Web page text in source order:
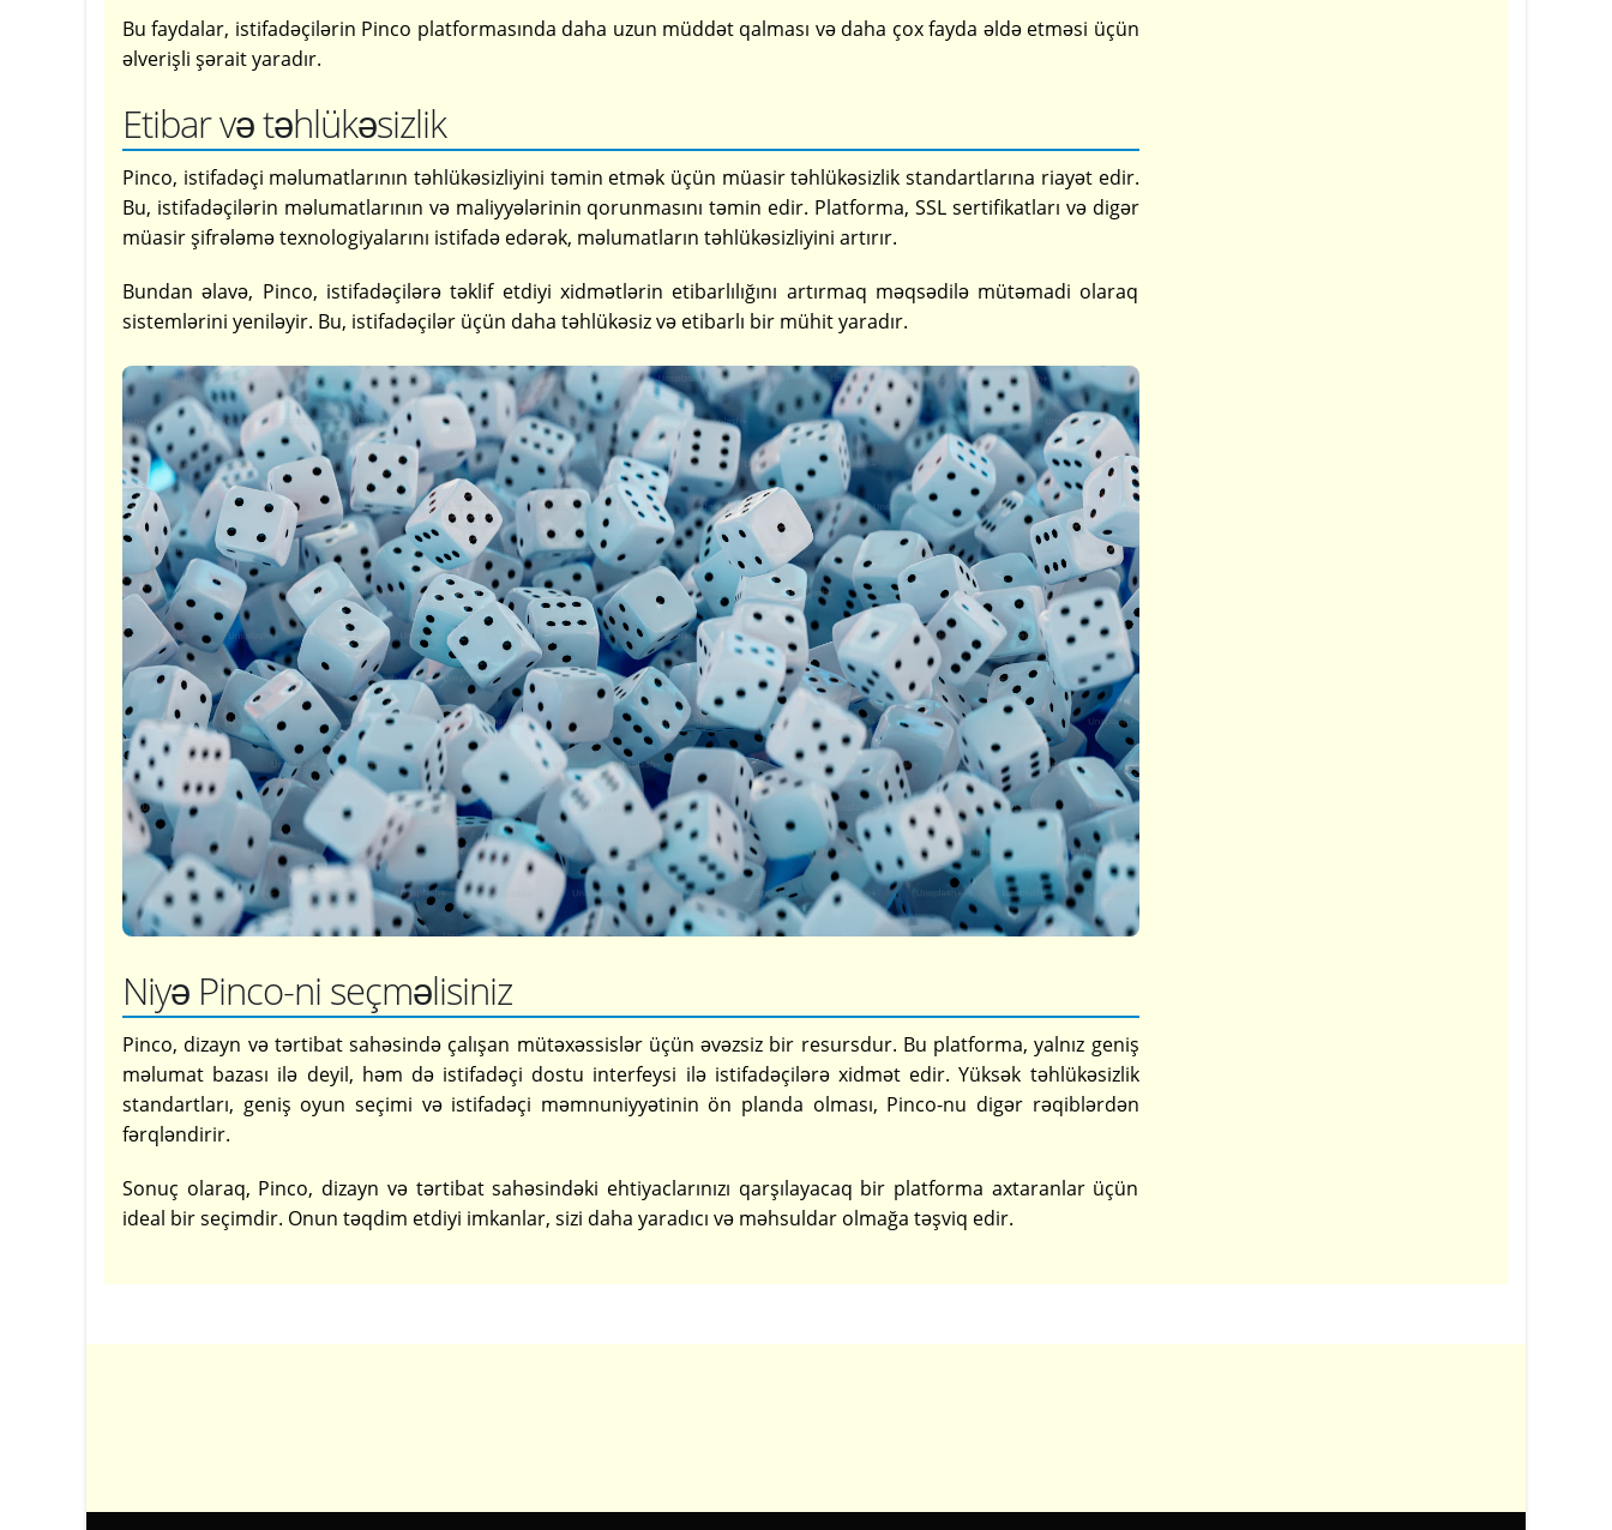
Bu faydalar, istifadəçilərin Pinco platformasında daha uzun müddət qalması və daha çox fayda əldə etməsi üçün
əlverişli şərait yaradır.
Etibar və təhlükəsizlik
Pinco, istifadəçi məlumatlarının təhlükəsizliyini təmin etmək üçün müasir təhlükəsizlik standartlarına riayət edir.
Bu, istifadəçilərin məlumatlarının və maliyyələrinin qorunmasını təmin edir. Platforma, SSL sertifikatları və digər
müasir şifrələmə texnologiyalarını istifadə edərək, məlumatların təhlükəsizliyini artırır.
Bundan əlavə, Pinco, istifadəçilərə təklif etdiyi xidmətlərin etibarlılığını artırmaq məqsədilə mütəmadi olaraq
sistemlərini yeniləyir. Bu, istifadəçilər üçün daha təhlükəsiz və etibarlı bir mühit yaradır.
Niyə Pinco-ni seçməlisiniz
Pinco, dizayn və tərtibat sahəsində çalışan mütəxəssislər üçün əvəzsiz bir resursdur. Bu platforma, yalnız geniş
məlumat bazası ilə deyil, həm də istifadəçi dostu interfeysi ilə istifadəçilərə xidmət edir. Yüksək təhlükəsizlik
standartları, geniş oyun seçimi və istifadəçi məmnuniyyətinin ön planda olması, Pinco-nu digər rəqiblərdən
fərqləndirir.
Sonuç olaraq, Pinco, dizayn və tərtibat sahəsindəki ehtiyaclarınızı qarşılayacaq bir platforma axtaranlar üçün
ideal bir seçimdir. Onun təqdim etdiyi imkanlar, sizi daha yaradıcı və məhsuldar olmağa təşviq edir.